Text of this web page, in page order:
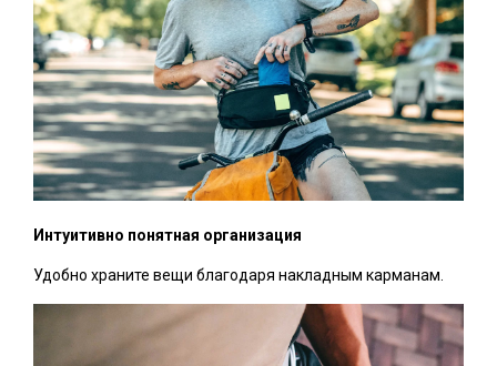
Интуитивно понятная организация
Удобно храните вещи благодаря накладным карманам.